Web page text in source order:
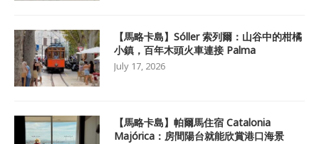
【馬略卡島】Sóller 索列爾：山谷中的柑橘
小鎮，百年木頭火車連接 Palma
July 17, 2026
【馬略卡島】帕爾馬住宿 Catalonia
Majórica：房間陽台就能欣賞港口海景